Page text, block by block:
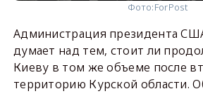
Фото:ForPost
Администрация президента
думает над тем, стоит ли
Киеву в том же объеме после
территорию Курской области.